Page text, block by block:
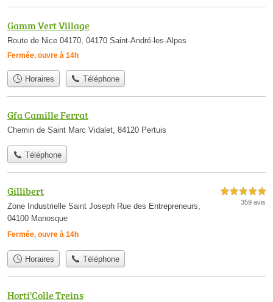
Gamm Vert Village
Route de Nice 04170, 04170 Saint-André-les-Alpes
Fermée, ouvre à 14h
Horaires Téléphone
Gfa Camille Ferrat
Chemin de Saint Marc Vidalet, 84120 Pertuis
Téléphone
Gillibert
Zone Industrielle Saint Joseph Rue des Entrepreneurs,
04100 Manosque
Fermée, ouvre à 14h
5,0 étoiles sur 5
359 avis
Horaires Téléphone
Horti'Colle Treins